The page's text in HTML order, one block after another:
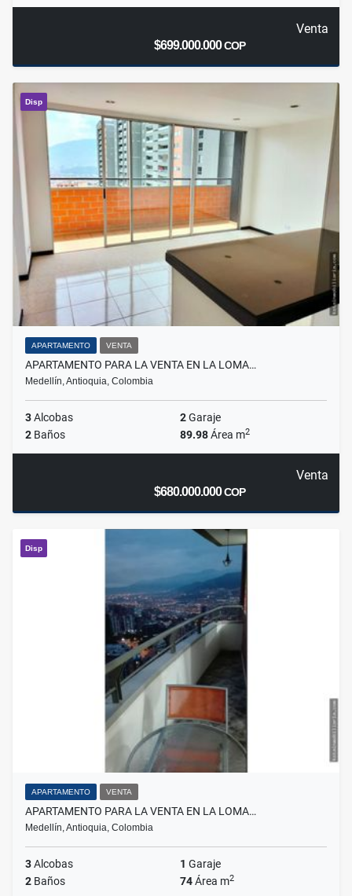
Venta
$699.000.000COP
Disp
APARTAMENTO VENTA
APARTAMENTO PARA LA VENTA EN LA LOMA…
Medellín, Antioquia, Colombia
3Alcobas 2Garaje
2 Baños 89.98Área m2
Venta
$680.000.000COP
Disp
APARTAMENTO VENTA
APARTAMENTO PARA LA VENTA EN LA LOMA…
Medellín, Antioquia, Colombia
3Alcobas 1 Garaje
2 Baños 74Área m2